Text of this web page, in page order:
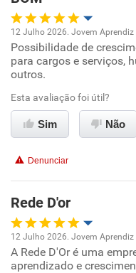
Recomenda a diretoria
Oportunidade de
Conciliação com a vida
12 Julho 2026. Jovem
Possibilidade de
para cargos e serviços,
outros.
Esta avaliação foi útil?
Sim Não
Denunciar
Rede D'or
Oportunidade de
12 Julho 2026. Jovem
A Rede D'Or é uma
aprendizado e